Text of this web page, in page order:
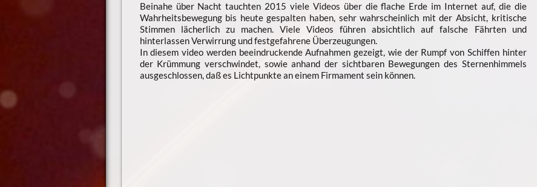
Beinahe über Nacht tauchten 2015 viele Videos über die flache Erde im Internet auf, die die
Wahrheitsbewegung bis heute gespalten haben, sehr wahrscheinlich mit der Absicht, kritische
Stimmen lächerlich zu machen. Viele Videos führen absichtlich auf falsche Fährten und
hinterlassen Verwirrung und festgefahrene Überzeugungen.
In diesem video werden beeindruckende Aufnahmen gezeigt, wie der Rumpf von Schiffen hinter
der Krümmung verschwindet, sowie anhand der sichtbaren Bewegungen des Sternenhimmels
ausgeschlossen, daß es Lichtpunkte an einem Firmament sein können.